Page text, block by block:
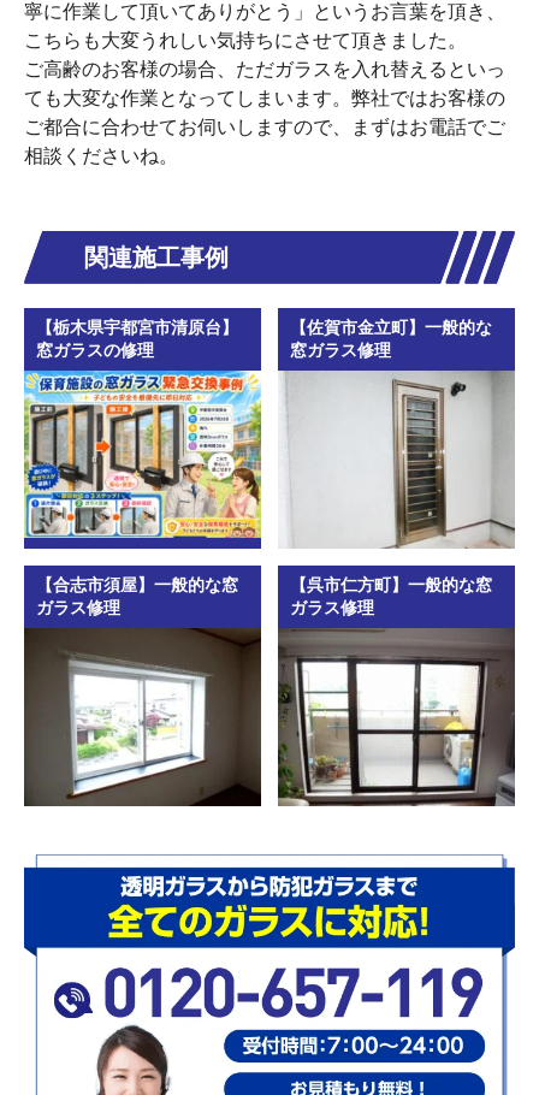
寧に作業して頂いてありがとう」というお言葉を頂き、
こちらも大変うれしい気持ちにさせて頂きました。
ご高齢のお客様の場合、ただガラスを入れ替えるといっ
ても大変な作業となってしまいます。弊社ではお客様の
ご都合に合わせてお伺いしますので、まずはお電話でご
相談くださいね。
関連施工事例
【栃木県宇都宮市清原台】
窓ガラスの修理
【佐賀市金立町】一般的な
窓ガラス修理
【合志市須屋】一般的な窓
ガラス修理
【呉市仁方町】一般的な窓
ガラス修理